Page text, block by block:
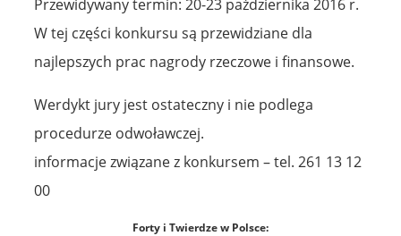
Przewidywany termin: 20-23 października 2016 r.
W tej części konkursu są przewidziane dla
najlepszych prac nagrody rzeczowe i finansowe.
Werdykt jury jest ostateczny i nie podlega
procedurze odwoławczej.
informacje związane z konkursem – tel. 261 13 12
00
Forty i Twierdze w Polsce: